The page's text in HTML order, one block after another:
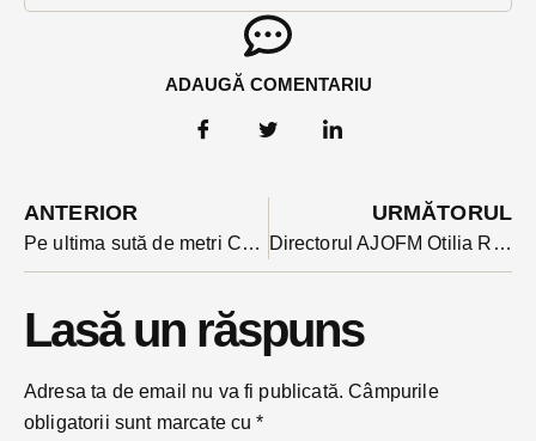
ADAUGĂ COMENTARIU
ANTERIOR
Pe ultima sută de metri Consiliul Local Bistrița i-a dat verde SF-ului pasajului rutier subteran Gării-Tarpiului
URMĂTORUL
Directorul AJOFM Otilia Râpan a plecat din fruntea AJOFM după 12 ani de conducere a instituției
Lasă un răspuns
Adresa ta de email nu va fi publicată. Câmpurile
obligatorii sunt marcate cu*